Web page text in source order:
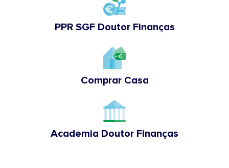
PPR SGF Doutor Finanças
Comprar Casa
Academia Doutor Finanças